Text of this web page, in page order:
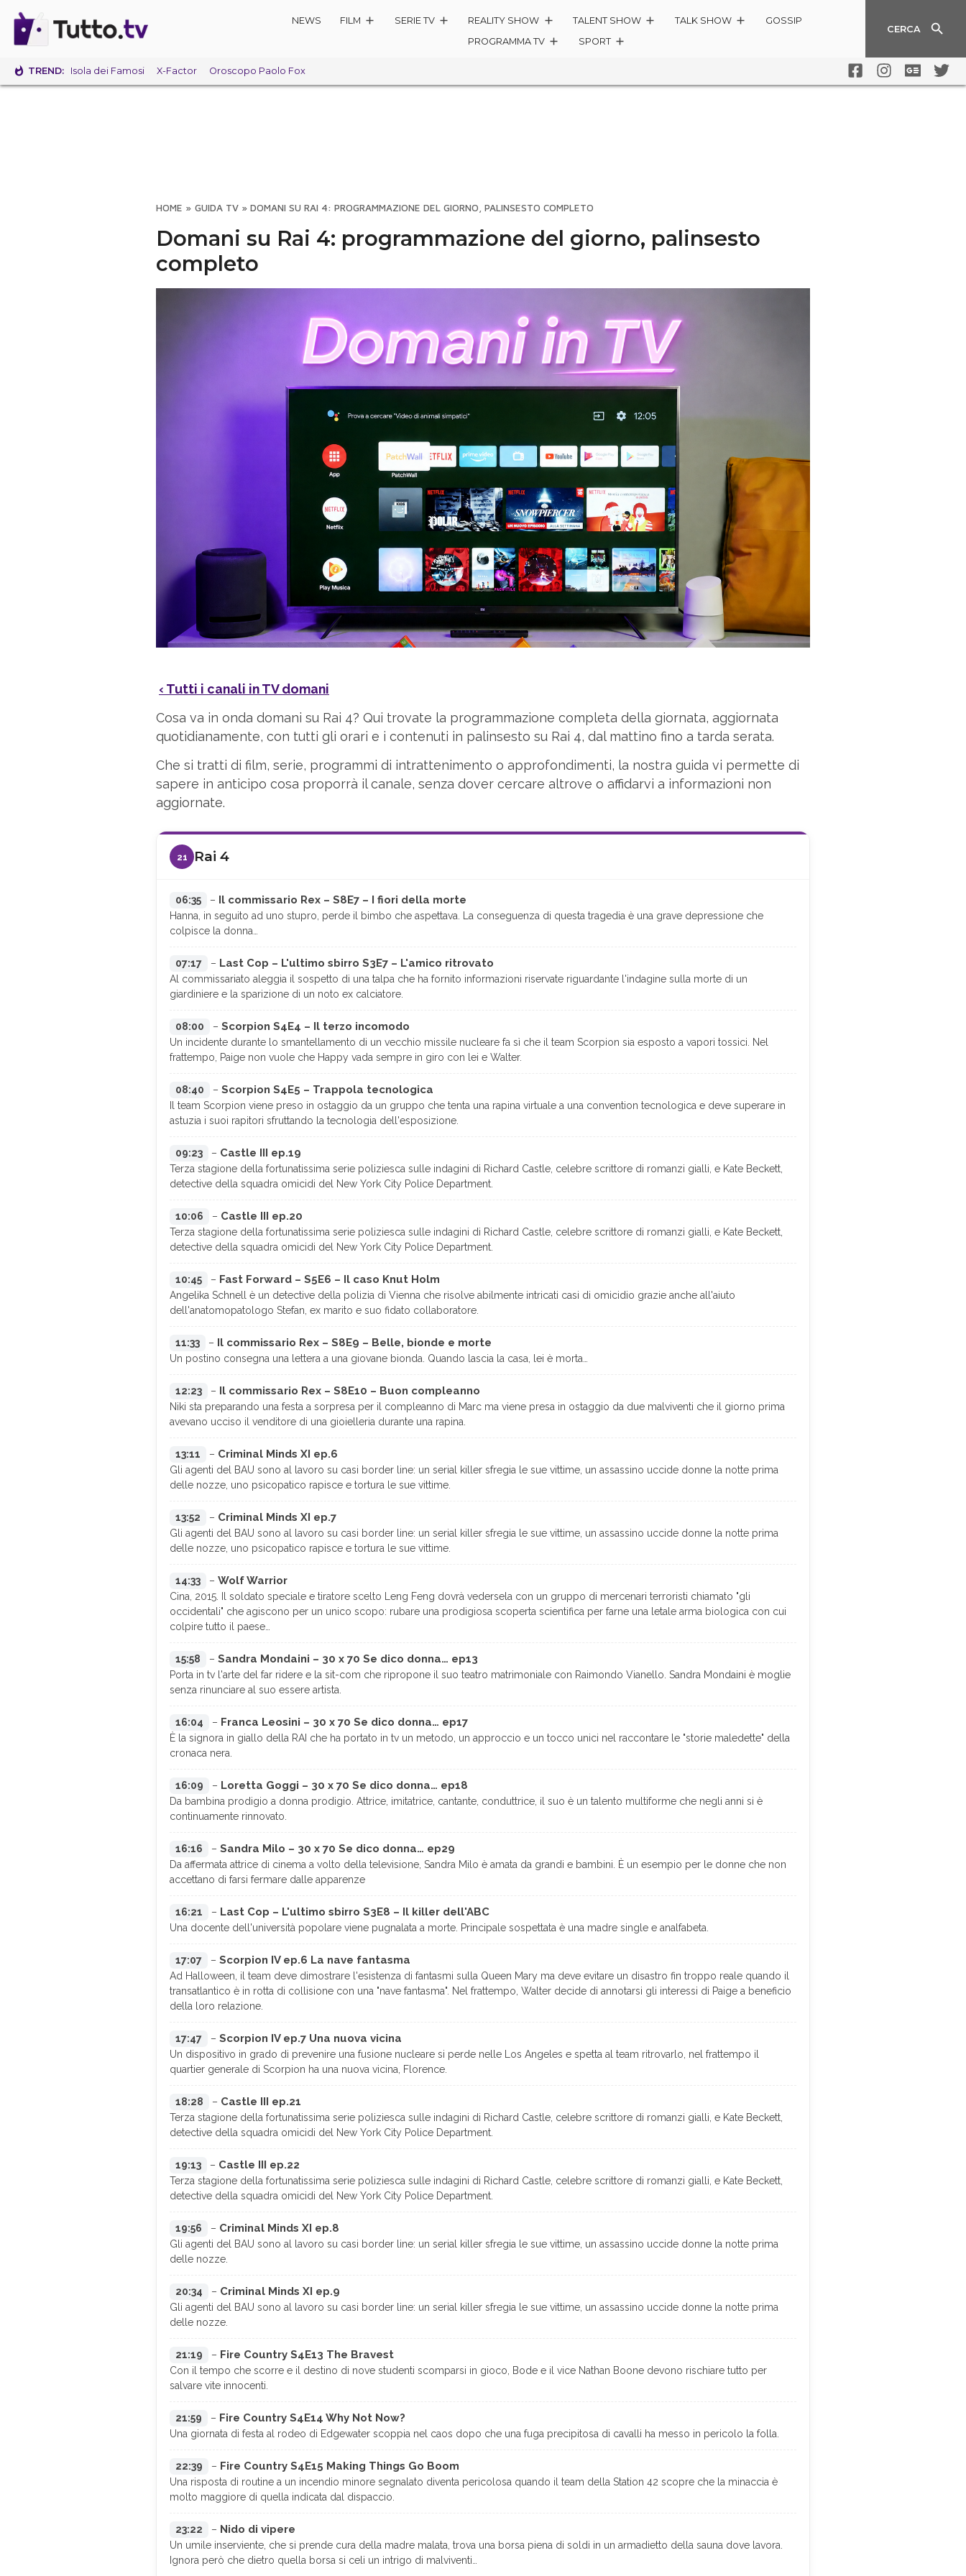
NEWS FILM SERIE TV REALITY SHOW TALENT SHOW TALK SHOW
GOSSIP
PROGRAMMA TV
SPORT
CERCA
TREND: Isola dei Famosi X-Factor Oroscopo Paolo Fox
HOME » GUIDA TV » DOMANI SU RAI 4: PROGRAMMAZIONE DEL GIORNO, PALINSESTO COMPLETO
Domani su Rai 4: programmazione del giorno, palinsesto
completo
‹ Tutti i canali in TV domani
Cosa va in onda domani su Rai 4? Qui trovate la programmazione completa della giornata, aggiornata
quotidianamente, con tutti gli orari e i contenuti in palinsesto su Rai 4, dal mattino fino a tarda serata.
Che si tratti di film, serie, programmi di intrattenimento o approfondimenti, la nostra guida vi permette di
sapere in anticipo cosa proporrà il canale, senza dover cercare altrove o affidarvi a informazioni non
aggiornate.
21 Rai 4
06:35 – Il commissario Rex – S8E7 – I fiori della morte
Hanna, in seguito ad uno stupro, perde il bimbo che aspettava. La conseguenza di questa tragedia è una grave depressione che
colpisce la donna…
07:17 – Last Cop – L'ultimo sbirro S3E7 – L'amico ritrovato
Al commissariato aleggia il sospetto di una talpa che ha fornito informazioni riservate riguardante l'indagine sulla morte di un
giardiniere e la sparizione di un noto ex calciatore.
08:00 – Scorpion S4E4 – Il terzo incomodo
Un incidente durante lo smantellamento di un vecchio missile nucleare fa sì che il team Scorpion sia esposto a vapori tossici. Nel
frattempo, Paige non vuole che Happy vada sempre in giro con lei e Walter.
08:40 – Scorpion S4E5 – Trappola tecnologica
Il team Scorpion viene preso in ostaggio da un gruppo che tenta una rapina virtuale a una convention tecnologica e deve superare in
astuzia i suoi rapitori sfruttando la tecnologia dell'esposizione.
09:23 – Castle III ep.19
Terza stagione della fortunatissima serie poliziesca sulle indagini di Richard Castle, celebre scrittore di romanzi gialli, e Kate Beckett,
detective della squadra omicidi del New York City Police Department.
10:06 – Castle III ep.20
Terza stagione della fortunatissima serie poliziesca sulle indagini di Richard Castle, celebre scrittore di romanzi gialli, e Kate Beckett,
detective della squadra omicidi del New York City Police Department.
10:45 – Fast Forward – S5E6 – Il caso Knut Holm
Angelika Schnell è un detective della polizia di Vienna che risolve abilmente intricati casi di omicidio grazie anche all'aiuto
dell'anatomopatologo Stefan, ex marito e suo fidato collaboratore.
11:33 – Il commissario Rex – S8E9 – Belle, bionde e morte
Un postino consegna una lettera a una giovane bionda. Quando lascia la casa, lei è morta…
12:23 – Il commissario Rex – S8E10 – Buon compleanno
Niki sta preparando una festa a sorpresa per il compleanno di Marc ma viene presa in ostaggio da due malviventi che il giorno prima
avevano ucciso il venditore di una gioielleria durante una rapina.
13:11 – Criminal Minds XI ep.6
Gli agenti del BAU sono al lavoro su casi border line: un serial killer sfregia le sue vittime, un assassino uccide donne la notte prima
delle nozze, uno psicopatico rapisce e tortura le sue vittime.
13:52 – Criminal Minds XI ep.7
Gli agenti del BAU sono al lavoro su casi border line: un serial killer sfregia le sue vittime, un assassino uccide donne la notte prima
delle nozze, uno psicopatico rapisce e tortura le sue vittime.
14:33 – Wolf Warrior
Cina, 2015. Il soldato speciale e tiratore scelto Leng Feng dovrà vedersela con un gruppo di mercenari terroristi chiamato "gli
occidentali" che agiscono per un unico scopo: rubare una prodigiosa scoperta scientifica per farne una letale arma biologica con cui
colpire tutto il paese…
15:58 – Sandra Mondaini – 30 x 70 Se dico donna… ep13
Porta in tv l'arte del far ridere e la sit-com che ripropone il suo teatro matrimoniale con Raimondo Vianello. Sandra Mondaini è moglie
senza rinunciare al suo essere artista.
16:04 – Franca Leosini – 30 x 70 Se dico donna… ep17
È la signora in giallo della RAI che ha portato in tv un metodo, un approccio e un tocco unici nel raccontare le "storie maledette" della
cronaca nera.
16:09 – Loretta Goggi – 30 x 70 Se dico donna… ep18
Da bambina prodigio a donna prodigio. Attrice, imitatrice, cantante, conduttrice, il suo è un talento multiforme che negli anni si è
continuamente rinnovato.
16:16 – Sandra Milo – 30 x 70 Se dico donna… ep29
Da affermata attrice di cinema a volto della televisione, Sandra Milo è amata da grandi e bambini. È un esempio per le donne che non
accettano di farsi fermare dalle apparenze
16:21 – Last Cop – L'ultimo sbirro S3E8 – Il killer dell'ABC
Una docente dell'università popolare viene pugnalata a morte. Principale sospettata è una madre single e analfabeta.
17:07 – Scorpion IV ep.6 La nave fantasma
Ad Halloween, il team deve dimostrare l'esistenza di fantasmi sulla Queen Mary ma deve evitare un disastro fin troppo reale quando il
transatlantico è in rotta di collisione con una "nave fantasma". Nel frattempo, Walter decide di annotarsi gli interessi di Paige a beneficio
della loro relazione.
17:47 – Scorpion IV ep.7 Una nuova vicina
Un dispositivo in grado di prevenire una fusione nucleare si perde nelle Los Angeles e spetta al team ritrovarlo, nel frattempo il
quartier generale di Scorpion ha una nuova vicina, Florence.
18:28 – Castle III ep.21
Terza stagione della fortunatissima serie poliziesca sulle indagini di Richard Castle, celebre scrittore di romanzi gialli, e Kate Beckett,
detective della squadra omicidi del New York City Police Department.
19:13 – Castle III ep.22
Terza stagione della fortunatissima serie poliziesca sulle indagini di Richard Castle, celebre scrittore di romanzi gialli, e Kate Beckett,
detective della squadra omicidi del New York City Police Department.
19:56 – Criminal Minds XI ep.8
Gli agenti del BAU sono al lavoro su casi border line: un serial killer sfregia le sue vittime, un assassino uccide donne la notte prima
delle nozze.
20:34 – Criminal Minds XI ep.9
Gli agenti del BAU sono al lavoro su casi border line: un serial killer sfregia le sue vittime, un assassino uccide donne la notte prima
delle nozze.
21:19 – Fire Country S4E13 The Bravest
Con il tempo che scorre e il destino di nove studenti scomparsi in gioco, Bode e il vice Nathan Boone devono rischiare tutto per
salvare vite innocenti.
21:59 – Fire Country S4E14 Why Not Now?
Una giornata di festa al rodeo di Edgewater scoppia nel caos dopo che una fuga precipitosa di cavalli ha messo in pericolo la folla.
22:39 – Fire Country S4E15 Making Things Go Boom
Una risposta di routine a un incendio minore segnalato diventa pericolosa quando il team della Station 42 scopre che la minaccia è
molto maggiore di quella indicata dal dispaccio.
23:22 – Nido di vipere
Un umile inserviente, che si prende cura della madre malata, trova una borsa piena di soldi in un armadietto della sauna dove lavora.
Ignora però che dietro quella borsa si celi un intrigo di malviventi…